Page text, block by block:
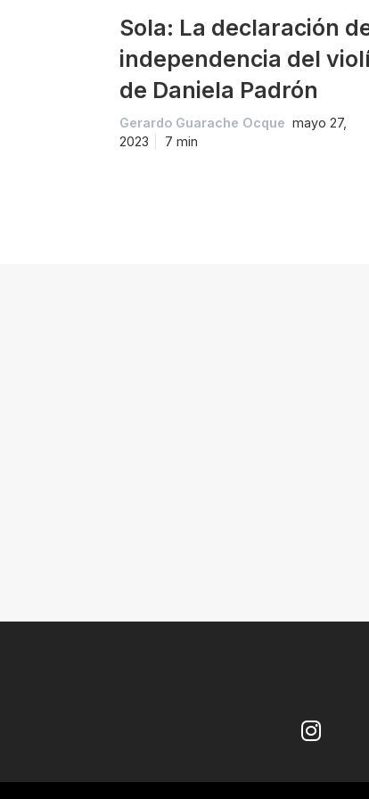
Sola: La declaración
independencia del
de Daniela Padrón
Gerardo Guarache Ocque mayo 27,
2023
7 min